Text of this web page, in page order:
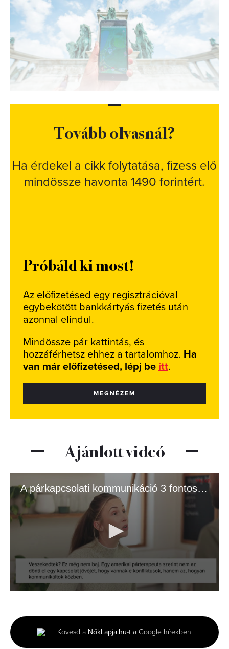
Tovább olvasnál?
Ha érdekel a cikk folytatása, fizess elő
mindössze havonta 1490 forintért.
Próbáld ki most!
Az előfizetésed egy regisztrációval
egybekötött bankkártyás fizetés után
azonnal elindul.
Mindössze pár kattintás, és
hozzáférhetsz ehhez a tartalomhoz. Ha
van már előfizetésed, lépj be itt.
MEGNÉZEM
Ajánlott videó
A párkapcsolati kommunikáció 3 fontos szintje
minutes,
6
seconds
Kövesd a NőkLapja.hu-t a Google hírekben!